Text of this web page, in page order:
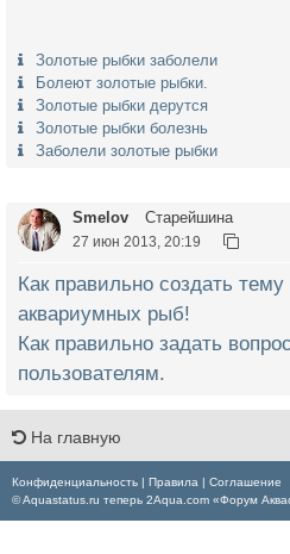
Золотые рыбки заболели
Болеют золотые рыбки.
Золотые рыбки дерутся
Золотые рыбки болезнь
Заболели золотые рыбки
Smelov Старейшина
27 июн 2013, 20:19
Как правильно создать
аквариумных рыб!
Как правильно задать
пользователям.
На главную
Конфиденциальность | Правила | Соглашение
© Aquastatus.ru теперь 2Aqua.com «Форум